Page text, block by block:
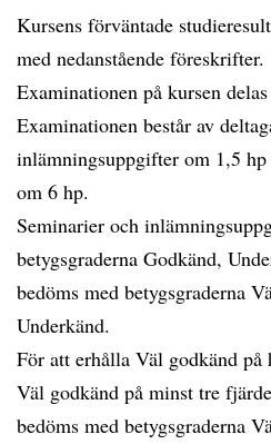
Kursens förväntade
med nedanstående föreskrifter.
Examinationen på kursen
Examinationen består av
inlämningsuppgifter om 1,5
om 6 hp.
Seminarier och
betygsgraderna Godkänd,
bedöms med betygsgraderna
Underkänd.
För att erhålla Väl godkänd på
Väl godkänd på minst tre
bedöms med betygsgraderna